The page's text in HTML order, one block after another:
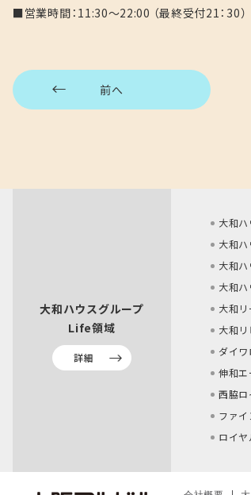
■営業時間：11:30～22:00 （最終受付21：30）
前へ
大和ハウスグループ
Life領域
詳細
大和ハ
大和ハ
大和ハ
大和
大和リ
大和リ
ダイワ
伸和エ
西脇ロ
ファイ
ロイヤ